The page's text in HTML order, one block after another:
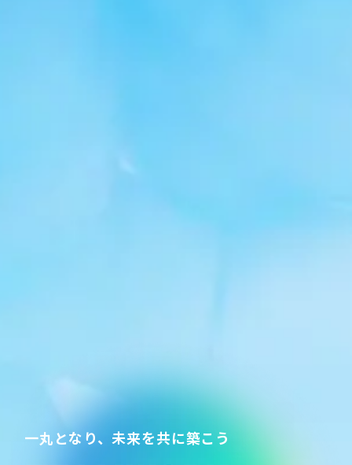
一丸となり、未来を共に築こう